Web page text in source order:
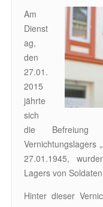
Am
Dienst
ag,
den
27.01.
2015
jährte
sich
die
Vernichtungslagers
27.01.1945,
Lagers von
Hinter dieser